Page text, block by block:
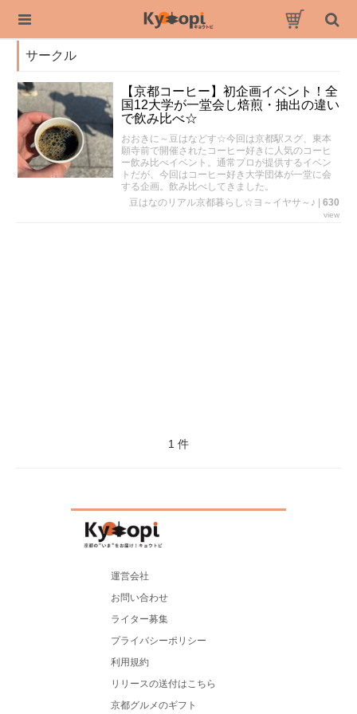
サークル
【京都コーヒー】初企画イベント！全
国12大学が一堂会し焙煎・抽出の違い
で飲み比べ☆
おおきに～豆はなどす☆今回は京都駅スグ、東本
願寺前で開催されたコーヒー好きに人気のコーヒ
ー飲み比べイベント。通常プロが提供するイベン
トだが、今回はコーヒー好き大学団体が一堂に会
する企画。飲み比べしてきました。
豆はなのリアル京都暮らし☆ヨ～イヤサ～♪
630
view
1 件
運営会社
お問い合わせ
ライター募集
プライバシーポリシー
利用規約
リリースの送付はこちら
京都グルメのギフト